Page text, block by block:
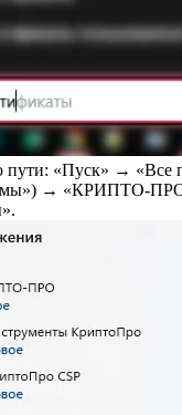
пути: «Пуск» → «Все
→ «КРИПТО-